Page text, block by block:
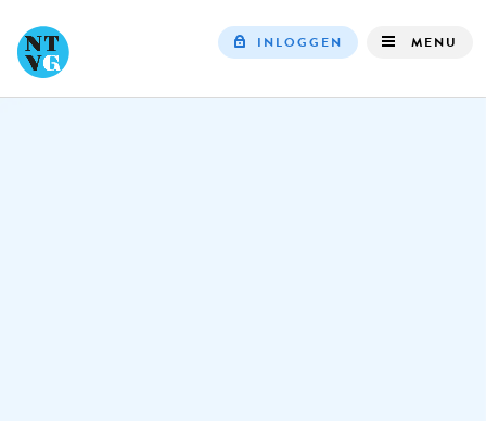
INLOGGEN MENU